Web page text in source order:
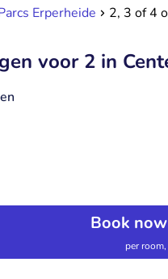
Erperheide 2, 3 of 4
voor 2 in
Book
per